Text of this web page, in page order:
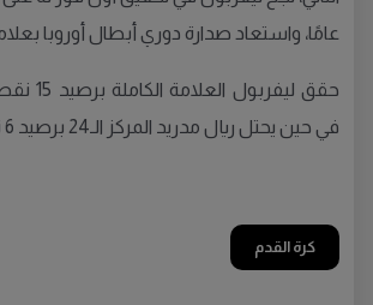
عامًا، واستعاد صدارة دوري أبطال أوروبا
في حين يحتل ريال مدريد المركز الـ24 برصيد 6 نقاط فقط.
كرة القدم